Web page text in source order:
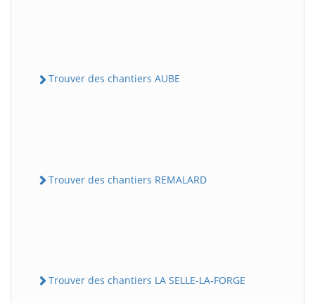
Trouver des chantiers AUBE
Trouver des chantiers REMALARD
Trouver des chantiers LA SELLE-LA-FORGE